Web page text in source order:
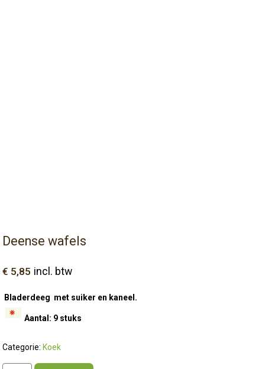
Deense wafels
€ 5,85 incl. btw
Bladerdeeg met suiker en kaneel.
Aantal: 9 stuks
Categorie: Koek